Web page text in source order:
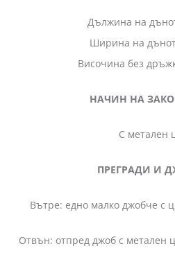
Дължина на
Ширина на
Височина без
НАЧИН НА
С метален
ПРЕГРАДИ И
Вътре: едно малко джобче с
Отвън: отпред джоб с метален